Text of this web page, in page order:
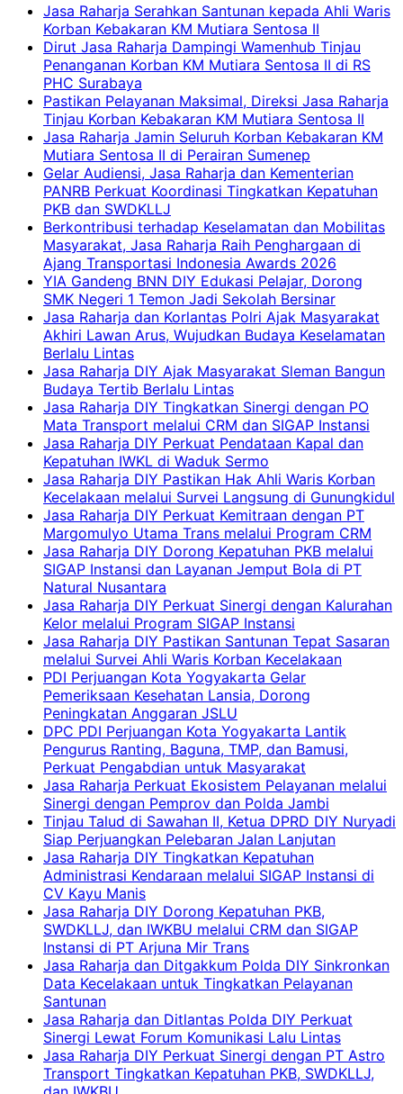
Jasa Raharja Serahkan Santunan kepada Ahli Waris
Korban Kebakaran KM Mutiara Sentosa II
Dirut Jasa Raharja Dampingi Wamenhub Tinjau
Penanganan Korban KM Mutiara Sentosa II di RS
PHC Surabaya
Pastikan Pelayanan Maksimal, Direksi Jasa Raharja
Tinjau Korban Kebakaran KM Mutiara Sentosa II
Jasa Raharja Jamin Seluruh Korban Kebakaran KM
Mutiara Sentosa II di Perairan Sumenep
Gelar Audiensi, Jasa Raharja dan Kementerian
PANRB Perkuat Koordinasi Tingkatkan Kepatuhan
PKB dan SWDKLLJ
Berkontribusi terhadap Keselamatan dan Mobilitas
Masyarakat, Jasa Raharja Raih Penghargaan di
Ajang Transportasi Indonesia Awards 2026
YIA Gandeng BNN DIY Edukasi Pelajar, Dorong
SMK Negeri 1 Temon Jadi Sekolah Bersinar
Jasa Raharja dan Korlantas Polri Ajak Masyarakat
Akhiri Lawan Arus, Wujudkan Budaya Keselamatan
Berlalu Lintas
Jasa Raharja DIY Ajak Masyarakat Sleman Bangun
Budaya Tertib Berlalu Lintas
Jasa Raharja DIY Tingkatkan Sinergi dengan PO
Mata Transport melalui CRM dan SIGAP Instansi
Jasa Raharja DIY Perkuat Pendataan Kapal dan
Kepatuhan IWKL di Waduk Sermo
Jasa Raharja DIY Pastikan Hak Ahli Waris Korban
Kecelakaan melalui Survei Langsung di Gunungkidul
Jasa Raharja DIY Perkuat Kemitraan dengan PT
Margomulyo Utama Trans melalui Program CRM
Jasa Raharja DIY Dorong Kepatuhan PKB melalui
SIGAP Instansi dan Layanan Jemput Bola di PT
Natural Nusantara
Jasa Raharja DIY Perkuat Sinergi dengan Kalurahan
Kelor melalui Program SIGAP Instansi
Jasa Raharja DIY Pastikan Santunan Tepat Sasaran
melalui Survei Ahli Waris Korban Kecelakaan
PDI Perjuangan Kota Yogyakarta Gelar
Pemeriksaan Kesehatan Lansia, Dorong
Peningkatan Anggaran JSLU
DPC PDI Perjuangan Kota Yogyakarta Lantik
Pengurus Ranting, Baguna, TMP, dan Bamusi,
Perkuat Pengabdian untuk Masyarakat
Jasa Raharja Perkuat Ekosistem Pelayanan melalui
Sinergi dengan Pemprov dan Polda Jambi
Tinjau Talud di Sawahan II, Ketua DPRD DIY Nuryadi
Siap Perjuangkan Pelebaran Jalan Lanjutan
Jasa Raharja DIY Tingkatkan Kepatuhan
Administrasi Kendaraan melalui SIGAP Instansi di
CV Kayu Manis
Jasa Raharja DIY Dorong Kepatuhan PKB,
SWDKLLJ, dan IWKBU melalui CRM dan SIGAP
Instansi di PT Arjuna Mir Trans
Jasa Raharja dan Ditgakkum Polda DIY Sinkronkan
Data Kecelakaan untuk Tingkatkan Pelayanan
Santunan
Jasa Raharja dan Ditlantas Polda DIY Perkuat
Sinergi Lewat Forum Komunikasi Lalu Lintas
Jasa Raharja DIY Perkuat Sinergi dengan PT Astro
Transport Tingkatkan Kepatuhan PKB, SWDKLLJ,